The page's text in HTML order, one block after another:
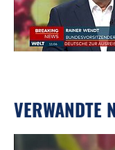
VERWANDTE